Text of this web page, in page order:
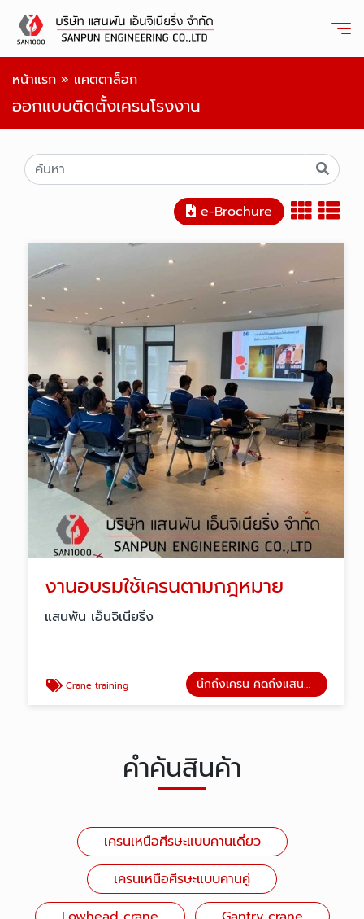
หน้าแรก » แคตตาล็อก
ออกแบบติดตั้งเครนโรงงาน
e-Brochure
งานอบรมใช้เครนตามกฎหมาย
แสนพัน เอ็นจิเนียริ่ง
Crane training นึกถึงเครน คิดถึงแสนพัน
คำค้นสินค้า
เครนเหนือศีรษะแบบคานเดี่ยว
เครนเหนือศีรษะแบบคานคู่